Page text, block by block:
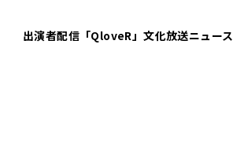
出演者配信「QloveR」文化放送ニュース